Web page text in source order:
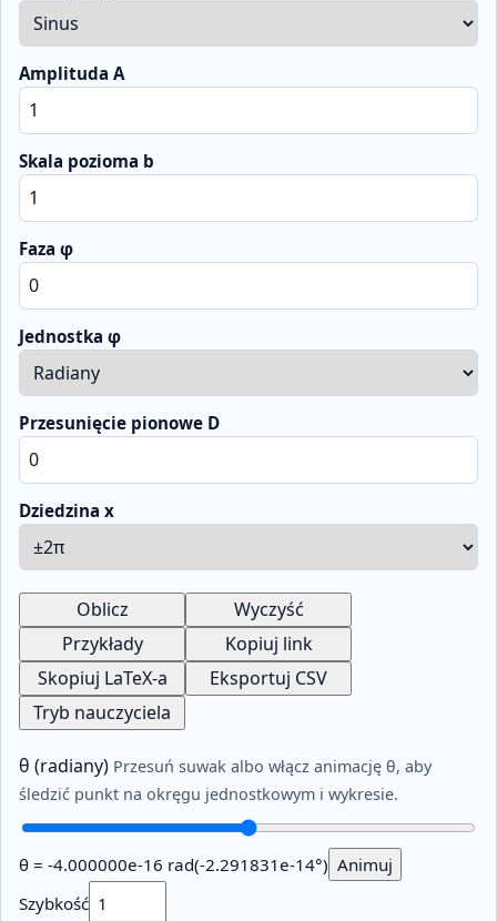
Amplituda A
Skala pozioma b
Faza φ
Jednostka φ
Przesunięcie pionowe D
Dziedzina x
Oblicz
Wyczyść
Przykłady
Kopiuj link
Skopiuj LaTeX-a
Eksportuj CSV
Tryb nauczyciela
θ (radiany) Przesuń suwak albo włącz animację θ, aby
śledzić punkt na okręgu jednostkowym i wykresie.
θ = -4.000000e-16 rad(-2.291831e-14°) Animuj
Szybkość